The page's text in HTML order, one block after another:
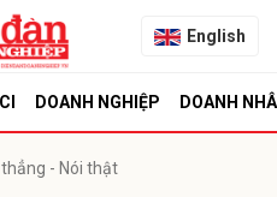
English
DOANH NGHIỆP DOANH
thẳng - Nói thật